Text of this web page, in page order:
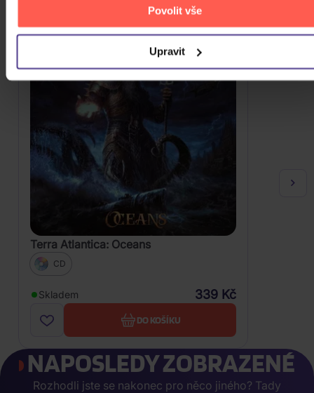
Povolit vše
Upravit
Terra Atlantica: Oceans
CD
Skladem 339 Kč
DO KOŠÍKU
NAPOSLEDY ZOBRAZENÉ
Rozhodli jste se nakonec pro něco jiného? Tady